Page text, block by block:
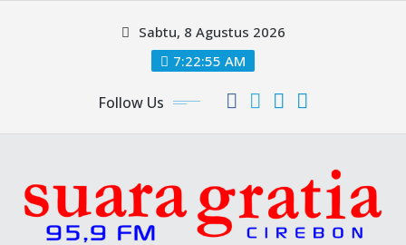
Sabtu, 8 Agustus 2026
7:22:56 AM
Follow Us